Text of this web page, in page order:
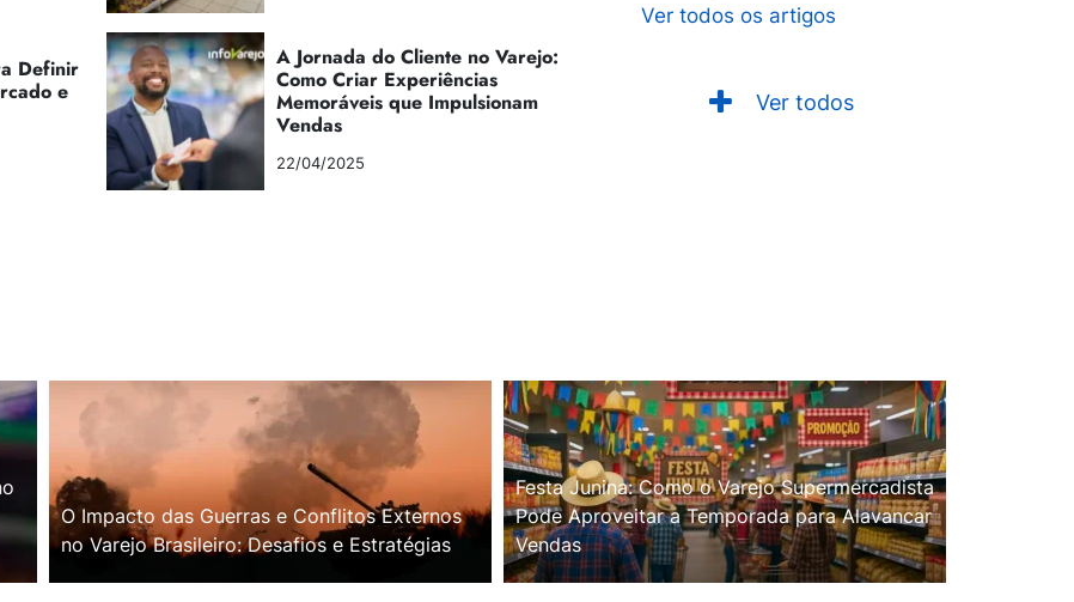
Definir
e
A Jornada do Cliente no Varejo:
Como Criar Experiências
Memoráveis que Impulsionam
Vendas
22/04/2025
Ver todos os artigos
Ver todos
O Impacto das Guerras e Conflitos Externos
no Varejo Brasileiro: Desafios e Estratégias
Festa Junina: Como o Varejo Supermercadista
Pode Aproveitar a Temporada para Alavancar
Vendas